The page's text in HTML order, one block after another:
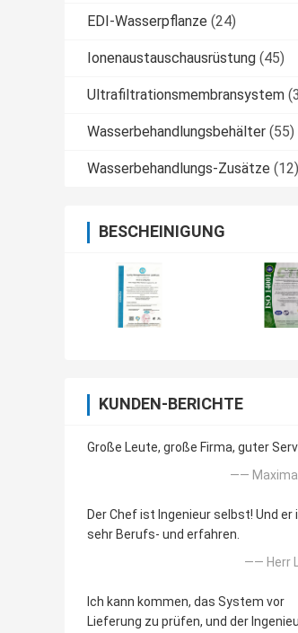
EDI-Wasserpflanze (24)
Ionenaustauschausrüstung (45)
Ultrafiltrationsmembransystem
Wasserbehandlungsbehälter (55)
Wasserbehandlungs-Zusätze (12)
BESCHEINIGUNG
KUNDEN-BERICHTE
Große Leute, große Firma, guter
——
Der Chef ist Ingenieur selbst! Und er
sehr Berufs- und erfahren.
—— Herr
Ich kann kommen, das System vor
Lieferung zu prüfen, und der